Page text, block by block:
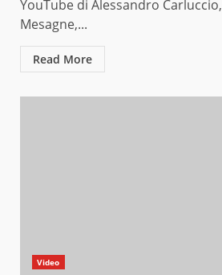
YouTube di Alessandro
Mesagne,...
Read More
Video